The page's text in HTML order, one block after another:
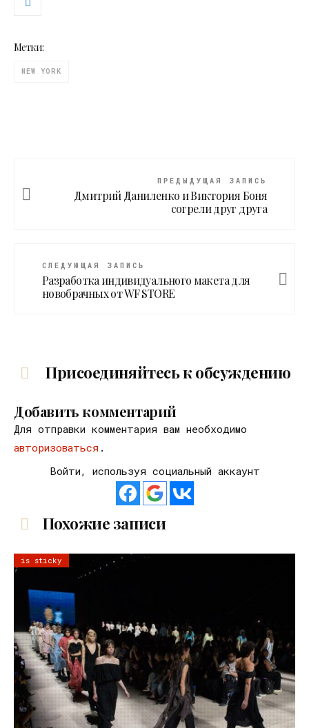
Метки:
NEW YORK
ПРЕДЫДУЩАЯ ЗАПИСЬ
Дмитрий Даниленко и Виктория Боня
согрели друг друга
СЛЕДУЮЩАЯ ЗАПИСЬ
Разработка индивидуального макета для
новобрачных от WF STORE
Присоединяйтесь к обсуждению
Добавить комментарий
Для отправки комментария вам необходимо
авторизоваться .
Войти, используя социальный аккаунт
Похожие записи
is sticky